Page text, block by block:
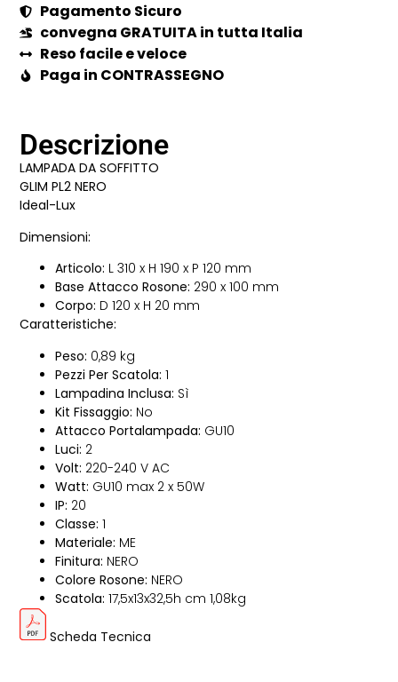
Pagamento Sicuro
convegna GRATUITA in tutta Italia
Reso facile e veloce
Paga in CONTRASSEGNO
Descrizione
LAMPADA DA SOFFITTO
GLIM PL2 NERO
Ideal-Lux
Dimensioni:
Articolo: L 310 x H 190 x P 120 mm
Base Attacco Rosone: 290 x 100 mm
Corpo: D 120 x H 20 mm
Caratteristiche:
Peso: 0,89 kg
Pezzi Per Scatola: 1
Lampadina Inclusa: Sì
Kit Fissaggio: No
Attacco Portalampada: GU10
Luci: 2
Volt: 220-240 V AC
Watt: GU10 max 2 x 50W
IP: 20
Classe: 1
Materiale: ME
Finitura: NERO
Colore Rosone: NERO
Scatola: 17,5x13x32,5h cm 1,08kg
Scheda Tecnica